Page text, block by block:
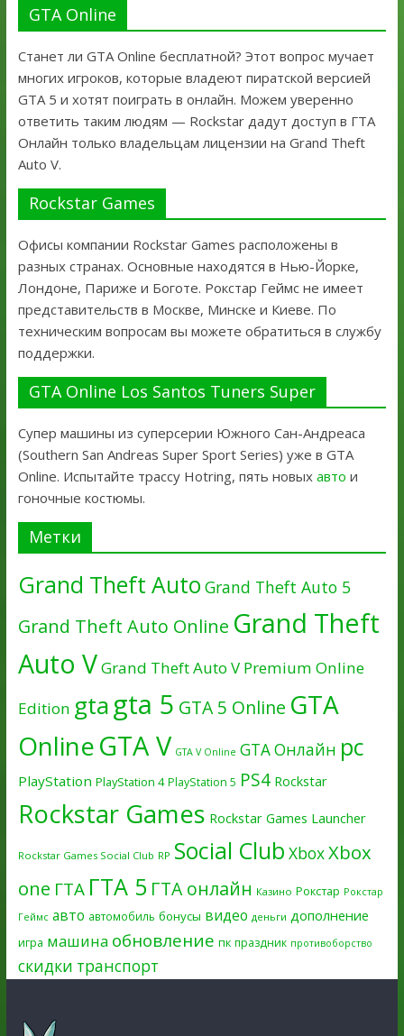
GTA Online
Станет ли GTA Online бесплатной? Этот вопрос мучает
многих игроков, которые владеют пиратской версией
GTA 5 и хотят поиграть в онлайн. Можем уверенно
ответить таким людям — Rockstar дадут доступ в ГТА
Онлайн только владельцам лицензии на Grand Theft
Auto V.
Rockstar Games
Офисы компании Rockstar Games расположены в
разных странах. Основные находятся в Нью-Йорке,
Лондоне, Париже и Боготе. Рокстар Геймс не имеет
представительств в Москве, Минске и Киеве. По
техническим вопросам вы можете обратиться в службу
поддержки.
GTA Online Los Santos Tuners Super
Супер машины из суперсерии Южного Сан-Андреаса
(Southern San Andreas Super Sport Series) уже в GTA
Online. Испытайте трассу Hotring, пять новых авто и
гоночные костюмы.
Метки
Grand Theft Auto Grand Theft Auto 5
Grand Theft Auto Online Grand Theft
Auto VGrand Theft Auto V Premium Online
Edition gtagta 5 GTA 5 Online GTA
OnlineGTA V GTA V Online GTA Онлайн pc
PlayStation PlayStation 4 PlayStation 5 PS4 Rockstar
Rockstar Games Rockstar Games Launcher
Rockstar Games Social Club RP Social Club XboxXbox
one ГТА ГТА 5 ГТА онлайн Казино Рокстар Рокстар
Геймс авто автомобиль бонусы видео деньги дополнение
игра машина обновление пк праздник противоборство
скидки транспорт